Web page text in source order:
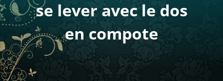
se lever avec le dos
en compote